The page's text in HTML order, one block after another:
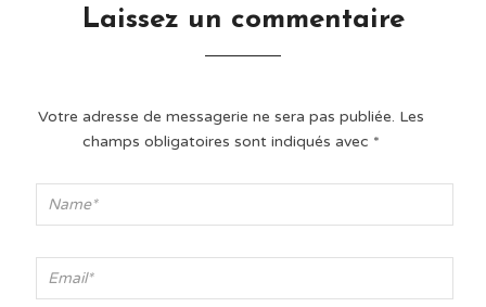
Laissez un commentaire
Votre adresse de messagerie ne sera pas publiée. Les
champs obligatoires sont indiqués avec *